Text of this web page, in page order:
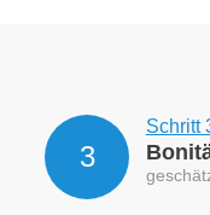
3
Schritt